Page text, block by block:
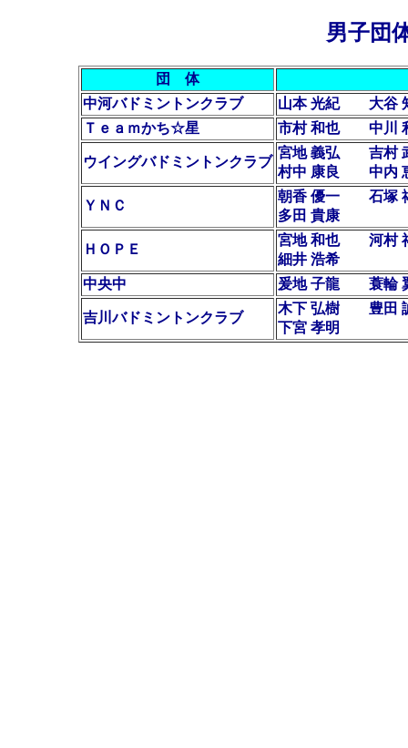
男子団
団 体
中河バドミントンクラブ
山本 光紀 大
Ｔｅａｍかち☆星
市村 和也 中
ウイングバドミントンクラブ
宮地 義弘 吉
村中 康良 中
ＹＮＣ
朝香 優一 石
多田 貴康
ＨＯＰＥ
宮地 和也 河
細井 浩希
中央中
爰地 子龍 蓑
吉川バドミントンクラブ
木下 弘樹 豊
下宮 孝明